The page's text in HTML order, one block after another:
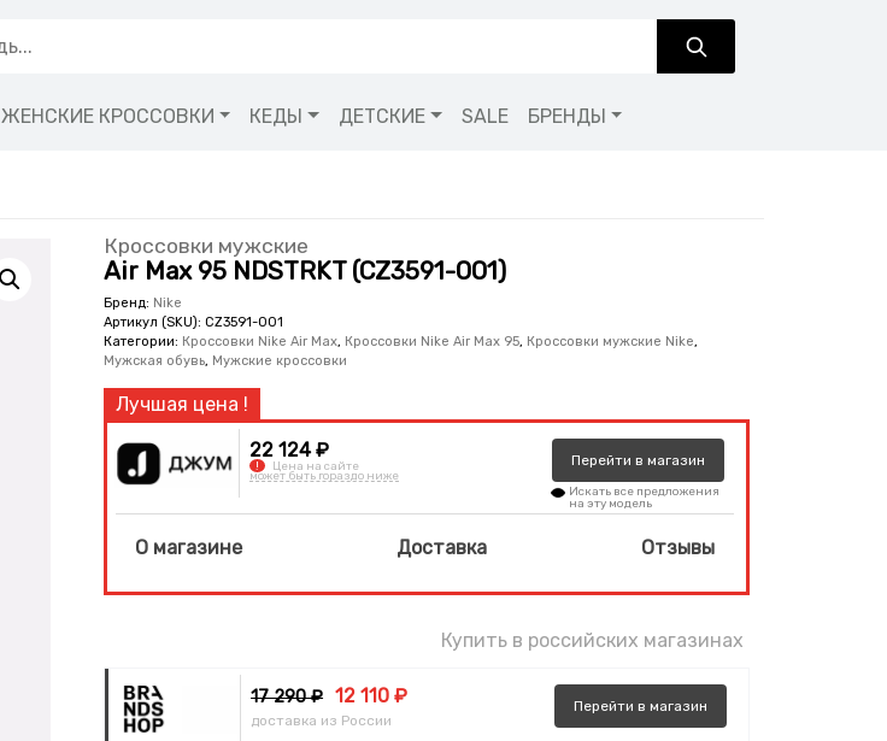
ЖЕНСКИЕ КРОССОВКИ КЕДЫ ДЕТСКИЕ SALE БРЕНДЫ
Кроссовки мужские
Air Max 95 NDSTRKT (CZ3591-001)
Бренд: Nike
Артикул (SKU):CZ3591-001
Категории: Кроссовки Nike Air Max, Кроссовки Nike Air Max 95, Кроссовки мужские Nike,
Мужская обувь, Мужские кроссовки
22 124 ₽
! Цена на сайте
может быть гораздо ниже
Перейти в магазин
Искать все предложения
на эту модель
О магазине Доставка Отзывы
Купить в российских магазинах
17 290 ₽ 12 110 ₽
доставка из России
Перейти в магазин